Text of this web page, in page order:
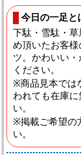
今日の一足と
下駄・雪駄・
め頂いたお客
ツ。かわいい
ください。
※商品見本では
われても在庫
い。
※掲載ご希望の
い。